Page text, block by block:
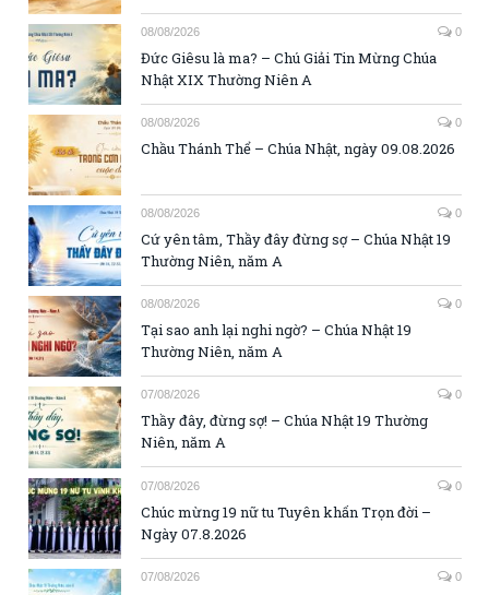
08/08/2026 0
Đức Giêsu là ma? – Chú Giải Tin Mừng Chúa
Nhật XIX Thường Niên A
08/08/2026 0
Chầu Thánh Thể – Chúa Nhật, ngày 09.08.2026
08/08/2026 0
Cứ yên tâm, Thầy đây đừng sợ – Chúa Nhật 19
Thường Niên, năm A
08/08/2026 0
Tại sao anh lại nghi ngờ? – Chúa Nhật 19
Thường Niên, năm A
07/08/2026 0
Thầy đây, đừng sợ! – Chúa Nhật 19 Thường
Niên, năm A
07/08/2026 0
Chúc mừng 19 nữ tu Tuyên khấn Trọn đời –
Ngày 07.8.2026
07/08/2026 0